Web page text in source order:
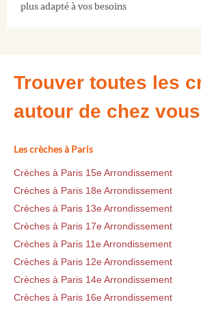
plus adapté à vos besoins
Trouver toutes les
autour de chez vous
Les crèches à Paris
Crèches à Paris 15e Arrondissement
Crèches à Paris 18e Arrondissement
Crèches à Paris 13e Arrondissement
Crèches à Paris 17e Arrondissement
Crèches à Paris 11e Arrondissement
Crèches à Paris 12e Arrondissement
Crèches à Paris 14e Arrondissement
Crèches à Paris 16e Arrondissement